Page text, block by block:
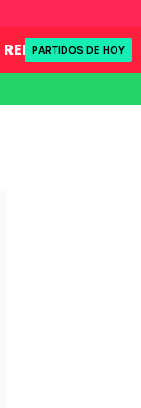
REDSPORT
PARTIDOS DE HOY